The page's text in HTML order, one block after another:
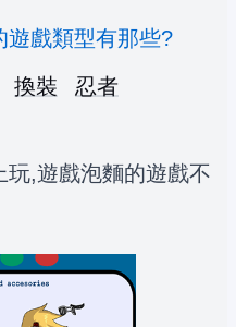
遊戲類型有那些?
換裝 忍者
,遊戲泡麵的遊戲不